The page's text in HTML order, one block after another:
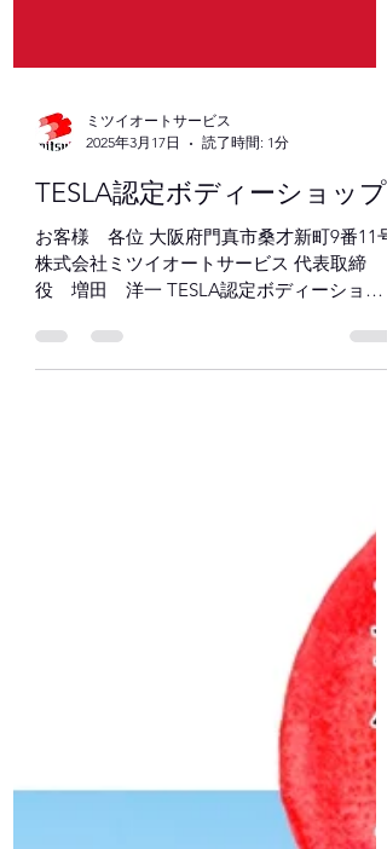
ミツイオートサービス
2025年3月17日
読了時間: 1分
TESLA認定ボディーショップ
お客様 各位 大阪府門真市桑才新町9番11号
役 増田 洋一 TESLA認定ボディーショッ
プ取得のお知らせ 拝啓 初春の候、ますま